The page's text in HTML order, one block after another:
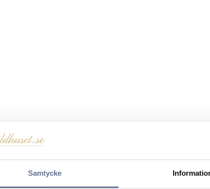
Samtycke